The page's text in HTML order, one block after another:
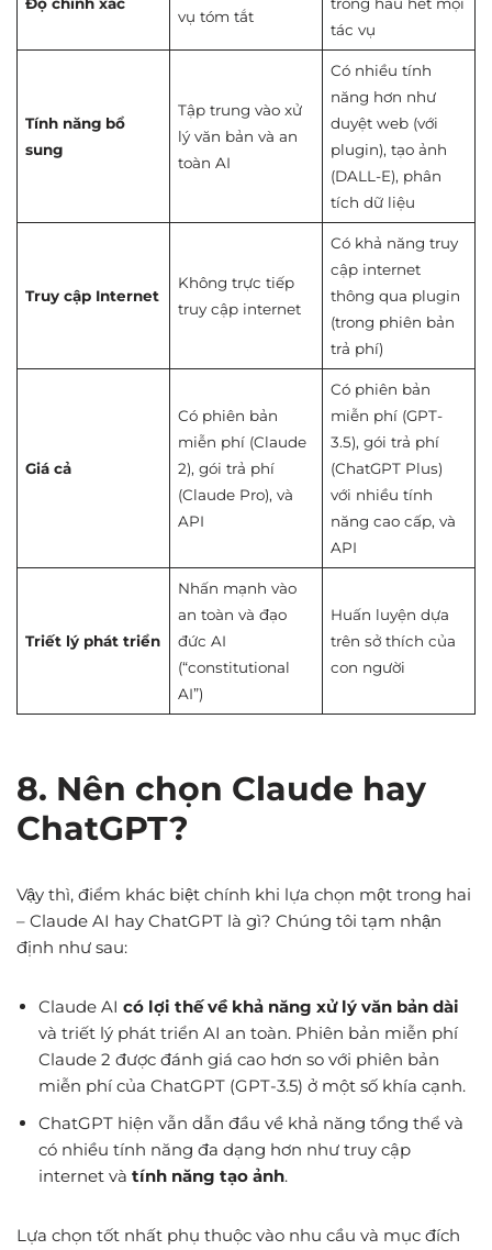
vụ tóm tắt
tác vụ
Tính năng bổ
sung
Tập trung vào xử
lý văn bản và an
toàn AI
Có nhiều tính
năng hơn như
duyệt web (với
plugin), tạo ảnh
(DALL-E), phân
tích dữ liệu
Truy cập Internet
Không trực tiếp
truy cập internet
Có khả năng truy
cập internet
thông qua plugin
(trong phiên bản
trả phí)
Giá cả
Có phiên bản
miễn phí (Claude
2), gói trả phí
(Claude Pro), và
API
Có phiên bản
miễn phí (GPT-
3.5), gói trả phí
(ChatGPT Plus)
với nhiều tính
năng cao cấp, và
API
Triết lý phát triển
Nhấn mạnh vào
an toàn và đạo
đức AI
(“constitutional
AI”)
Huấn luyện dựa
trên sở thích của
con người
8. Nên chọn Claude hay
ChatGPT?
Vậy thì, điểm khác biệt chính khi lựa chọn một trong hai
– Claude AI hay ChatGPT là gì? Chúng tôi tạm nhận
định như sau:
Claude AI có lợi thế về khả năng xử lý văn bản dài
và triết lý phát triển AI an toàn. Phiên bản miễn phí
Claude 2 được đánh giá cao hơn so với phiên bản
miễn phí của ChatGPT (GPT-3.5) ở một số khía cạnh.
ChatGPT hiện vẫn dẫn đầu về khả năng tổng thể và
có nhiều tính năng đa dạng hơn như truy cập
internet và tính năng tạo ảnh.
Lựa chọn tốt nhất phụ thuộc vào nhu cầu và mục đích